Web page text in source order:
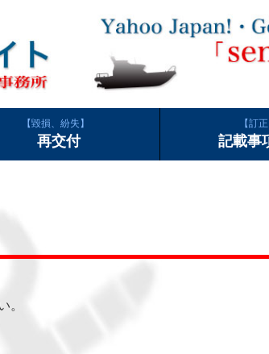
毀損、紛失
再交付
訂正
記載事
。